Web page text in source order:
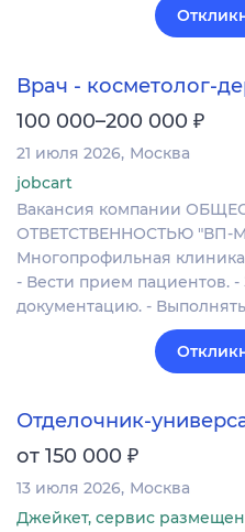
Врач - косметолог-
100 000–200 000 ₽
21 июля 2026 Москва
jobcart
Вакансия компании
ОТВЕТСТВЕННОСТЬЮ "ВП-
Многопрофильная
- Вести прием пациентов.
документацию. -
Отделочник-
от 150 000 ₽
13 июля 2026 Москва
Джейкет, сервис